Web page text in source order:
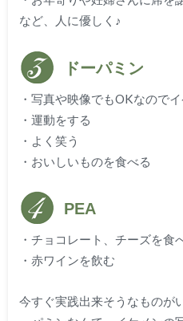
など、人に優しく♪
ドーパミン
・写真や映像でもOKなので
・運動をする
・よく笑う
・おいしいものを食べる
PEA
・チョコレート、チーズを食
・赤ワインを飲む
今すぐ実践出来そうなものが